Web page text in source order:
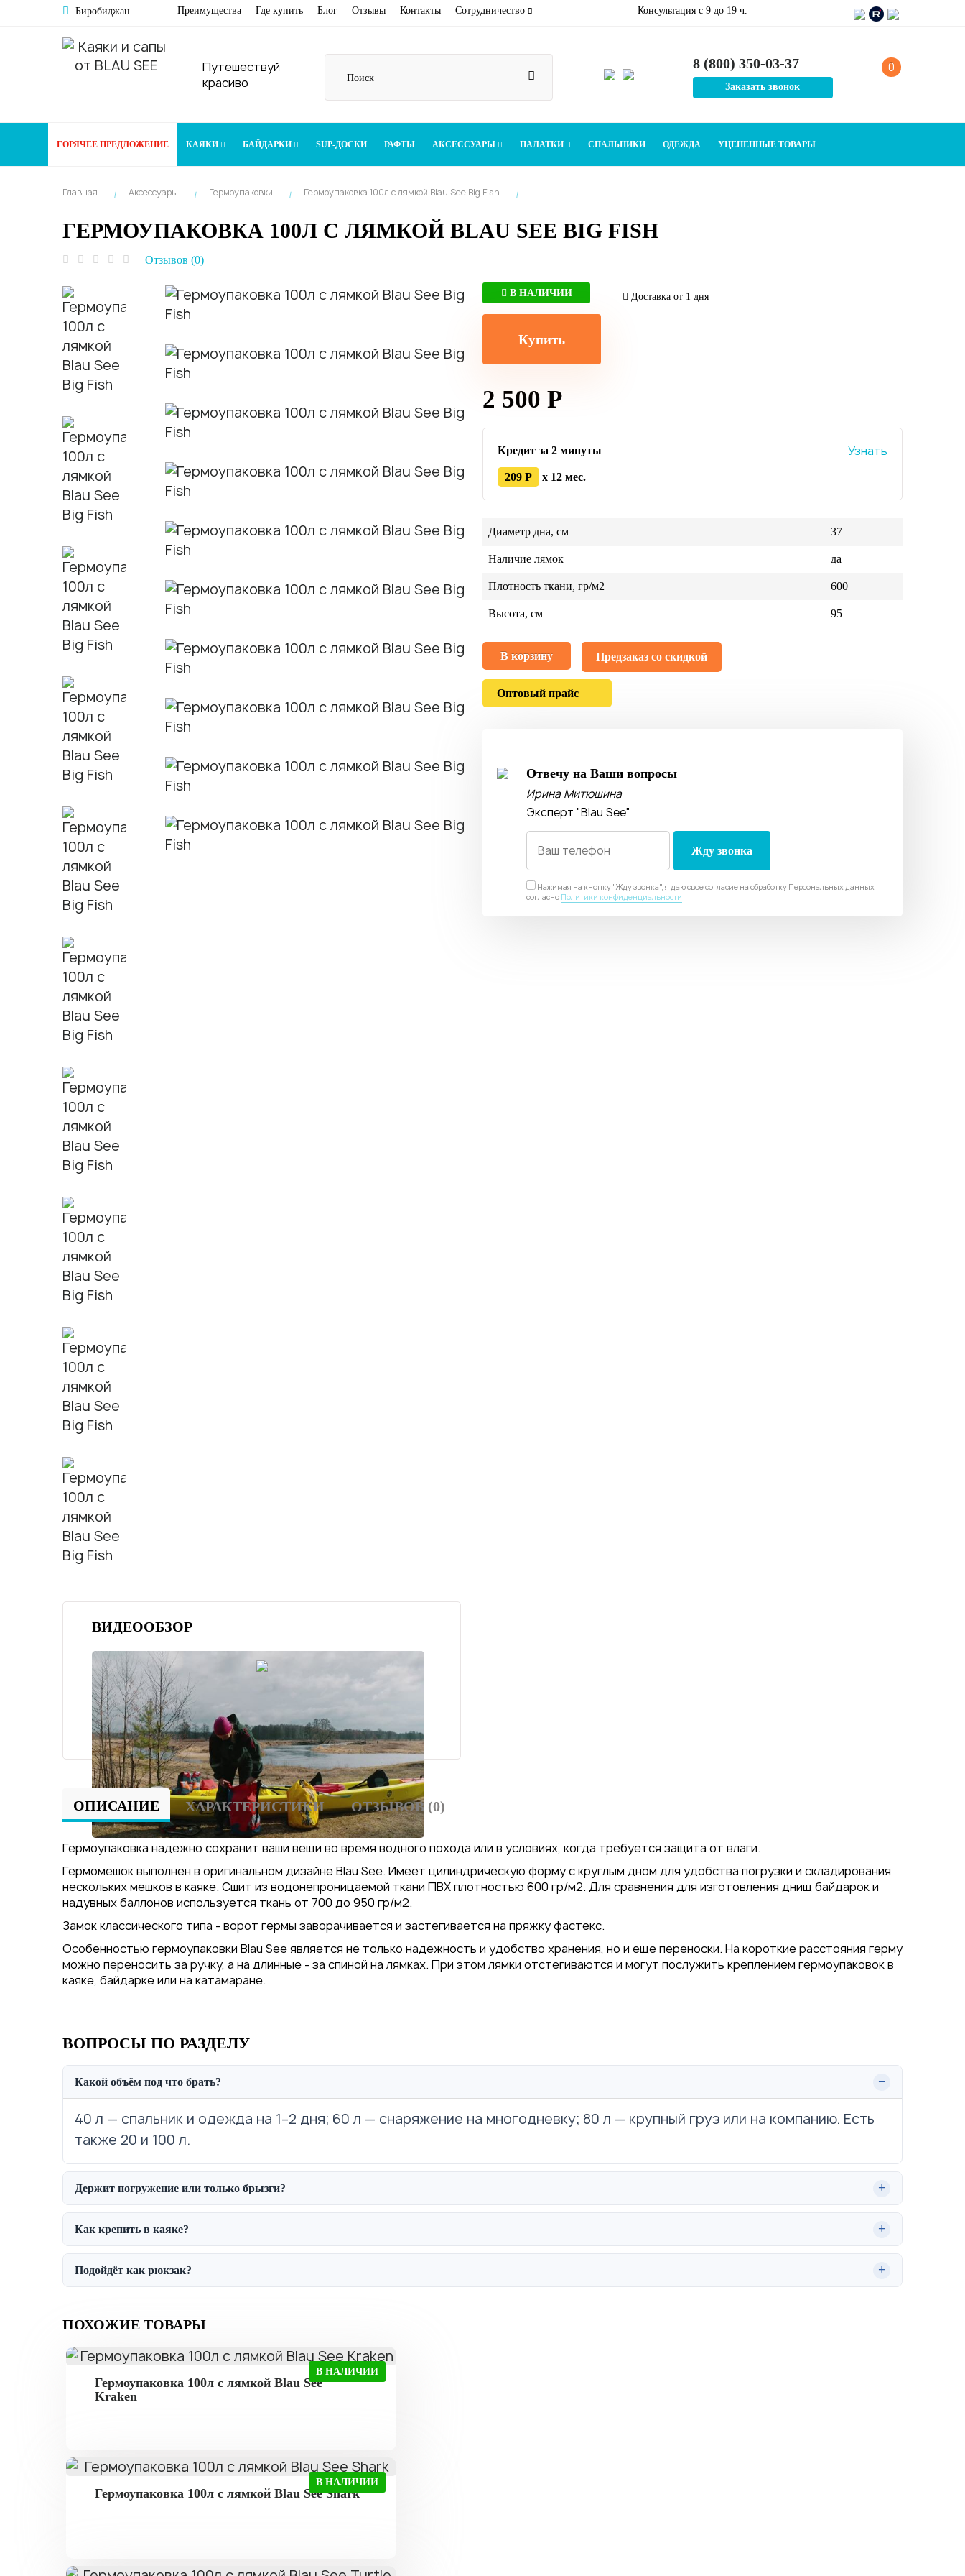
Биробиджан Преимущества Где купить Блог Отзывы Контакты Сотрудничество Консультация c 9 до 19 ч.
Путешествуй
красиво
8 (800) 350-03-37
Заказать звонок
0
ГОРЯЧЕЕ ПРЕДЛОЖЕНИЕ КАЯКИ БАЙДАРКИ SUP-ДОСКИ РАФТЫ АКСЕССУАРЫ ПАЛАТКИ СПАЛЬНИКИ ОДЕЖДА УЦЕНЕННЫЕ ТОВАРЫ
Главная Аксессуары Гермоупаковки Гермоупаковка 100л с лямкой Blau See Big Fish
ГЕРМОУПАКОВКА 100Л С ЛЯМКОЙ BLAU SEE BIG FISH
Отзывов (0)
ВИДЕООБЗОР
В НАЛИЧИИ Доставка от 1 дня
Купить
2 500 Р
Кредит за 2 минуты Узнать
209 Р x 12 мес.
Диаметр дна, см 37
Наличие лямок да
Плотность ткани, гр/м2 600
Высота, см 95
В корзину Предзаказ со скидкой
Оптовый прайс
Отвечу на Ваши вопросы
Ирина Митюшина
Эксперт "Blau See"
Нажимая на кнопку "Жду звонка", я даю свое согласие на обработку Персональных данных
согласно Политики конфиденциальности
ОПИСАНИЕ ХАРАКТЕРИСТИКИ ОТЗЫВОВ (0)
Гермоупаковка надежно сохранит ваши вещи во время водного похода или в условиях, когда требуется защита от влаги.
Гермомешок выполнен в оригинальном дизайне Blau See. Имеет цилиндрическую форму с круглым дном для удобства погрузки и складирования
нескольких мешков в каяке. Сшит из водонепроницаемой ткани ПВХ плотностью 600 гр/м2. Для сравнения для изготовления днищ байдарок и
надувных баллонов используется ткань от 700 до 950 гр/м2.
Замок классического типа - ворот гермы заворачивается и застегивается на пряжку фастекс.
Особенностью гермоупаковки Blau See является не только надежность и удобство хранения, но и еще переноски. На короткие расстояния герму
можно переносить за ручку, а на длинные - за спиной на лямках. При этом лямки отстегиваются и могут послужить креплением гермоупаковок в
каяке, байдарке или на катамаране.
ВОПРОСЫ ПО РАЗДЕЛУ
Какой объём под что брать?
40 л — спальник и одежда на 1–2 дня; 60 л — снаряжение на многодневку; 80 л — крупный груз или на компанию. Есть
также 20 и 100 л.
Держит погружение или только брызги?
Как крепить в каяке?
Подойдёт как рюкзак?
ПОХОЖИЕ ТОВАРЫ
В НАЛИЧИИ
Гермоупаковка 100л с лямкой Blau See
Kraken
В НАЛИЧИИ
Гермоупаковка 100л с лямкой Blau See Shark